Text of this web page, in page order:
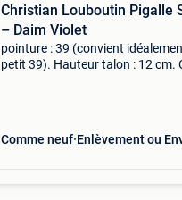
​Christian Louboutin Pigalle
– Daim Violet
​pointure : 39 (convient
petit 39). ​Hauteur talon : 12 cm.
Comme neuf Enlèvement ou